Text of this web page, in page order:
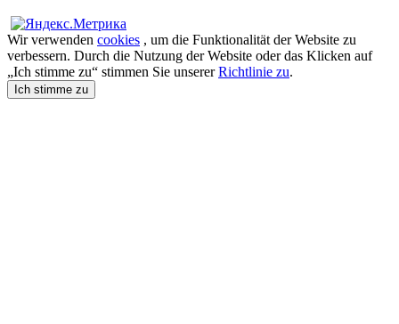
Wir verwenden cookies , um die Funktionalität der Website zu
verbessern. Durch die Nutzung der Website oder das Klicken auf
„Ich stimme zu“ stimmen Sie unsererRichtlinie zu.
Ich stimme zu